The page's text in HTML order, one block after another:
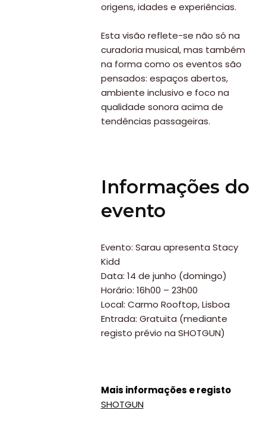
origens, idades e experiências.
Esta visão reflete-se não só na
curadoria musical, mas também
na forma como os eventos são
pensados: espaços abertos,
ambiente inclusivo e foco na
qualidade sonora acima de
tendências passageiras.
Informações do
evento
Evento: Sarau apresenta Stacy
Kidd
Data: 14 de junho (domingo)
Horário: 16h00 – 23h00
Local: Carmo Rooftop, Lisboa
Entrada: Gratuita (mediante
registo prévio na SHOTGUN)
Mais informações e registo
SHOTGUN